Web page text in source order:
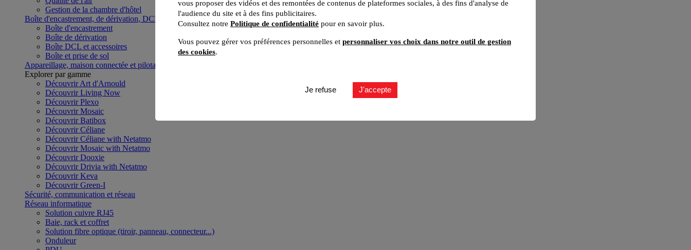
Gestion de la chambre d'hôtel
Boîte d'encastrement, de dérivation, DCL et boîte de sol
Boîte d'encastrement
Boîte de dérivation
Boîte DCL et accessoires
Boîte et prise de sol
Appareillage, maison connectée et pilotage du bâtiment
Explorer par gamme
Découvrir Art d'Arnould
Découvrir Living Now
Découvrir Plexo
Découvrir Mosaic
Découvrir Batibox
Découvrir Céliane
Découvrir Céliane with Netatmo
Découvrir Mosaic with Netatmo
Découvrir Dooxie
Découvrir Drivia with Netatmo
Découvrir Keva
Découvrir Green-I
Sécurité, communication et réseau
Réseau informatique
Solution cuivre RJ45
Baie, rack et coffret
Solution fibre optique (tiroir, panneau, connecteur...)
Onduleur
vous proposer des vidéos et des remontées de contenus de plateformes sociales, à des fins d'analyse de
l'audience du site et à des fins publicitaires.
Consultez notre Politique de confidentialité pour en savoir plus.
Vous pouvez gérer vos préférences personnelles et personnaliser vos choix dans notre outil de gestion
des cookies.
Je refuse J'accepte